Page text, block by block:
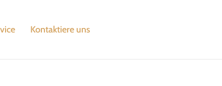
Kontaktiere uns